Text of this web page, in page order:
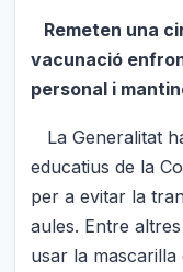
Remeten una
vacunació
personal i
La Generalitat
educatius de la
per a evitar la
aules. Entre
usar la